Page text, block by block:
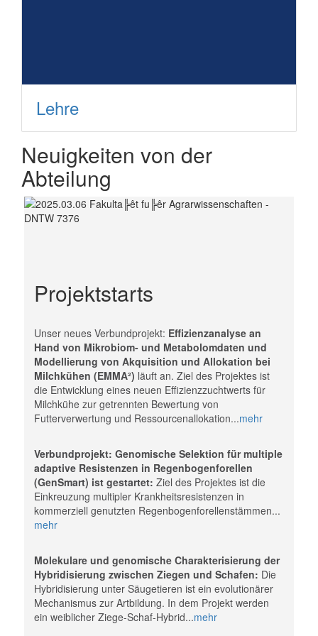
Lehre
Neuigkeiten von der
Abteilung
Projektstarts
Unser neues Verbundprojekt: Effizienzanalyse an
Hand von Mikrobiom- und Metabolomdaten und
Modellierung von Akquisition und Allokation bei
Milchkühen (EMMA²) läuft an. Ziel des Projektes ist
die Entwicklung eines neuen Effizienzzuchtwerts für
Milchkühe zur getrennten Bewertung von
Futterverwertung und Ressourcenallokation...mehr
Verbundprojekt: Genomische Selektion für multiple
adaptive Resistenzen in Regenbogenforellen
(GenSmart) ist gestartet: Ziel des Projektes ist die
Einkreuzung multipler Krankheitsresistenzen in
kommerziell genutzten Regenbogenforellenstämmen...
mehr
Molekulare und genomische Charakterisierung der
Hybridisierung zwischen Ziegen und Schafen: Die
Hybridisierung unter Säugetieren ist ein evolutionärer
Mechanismus zur Artbildung. In dem Projekt werden
ein weiblicher Ziege-Schaf-Hybrid...mehr